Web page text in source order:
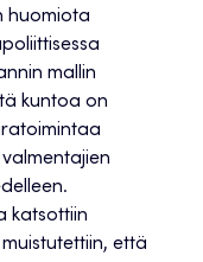
huomiota
mallin
kuntoa on
katsottiin
että